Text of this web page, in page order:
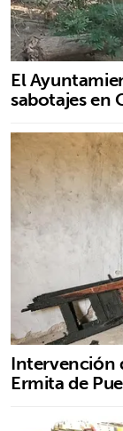
El
sabotajes en
Intervención
Ermita de